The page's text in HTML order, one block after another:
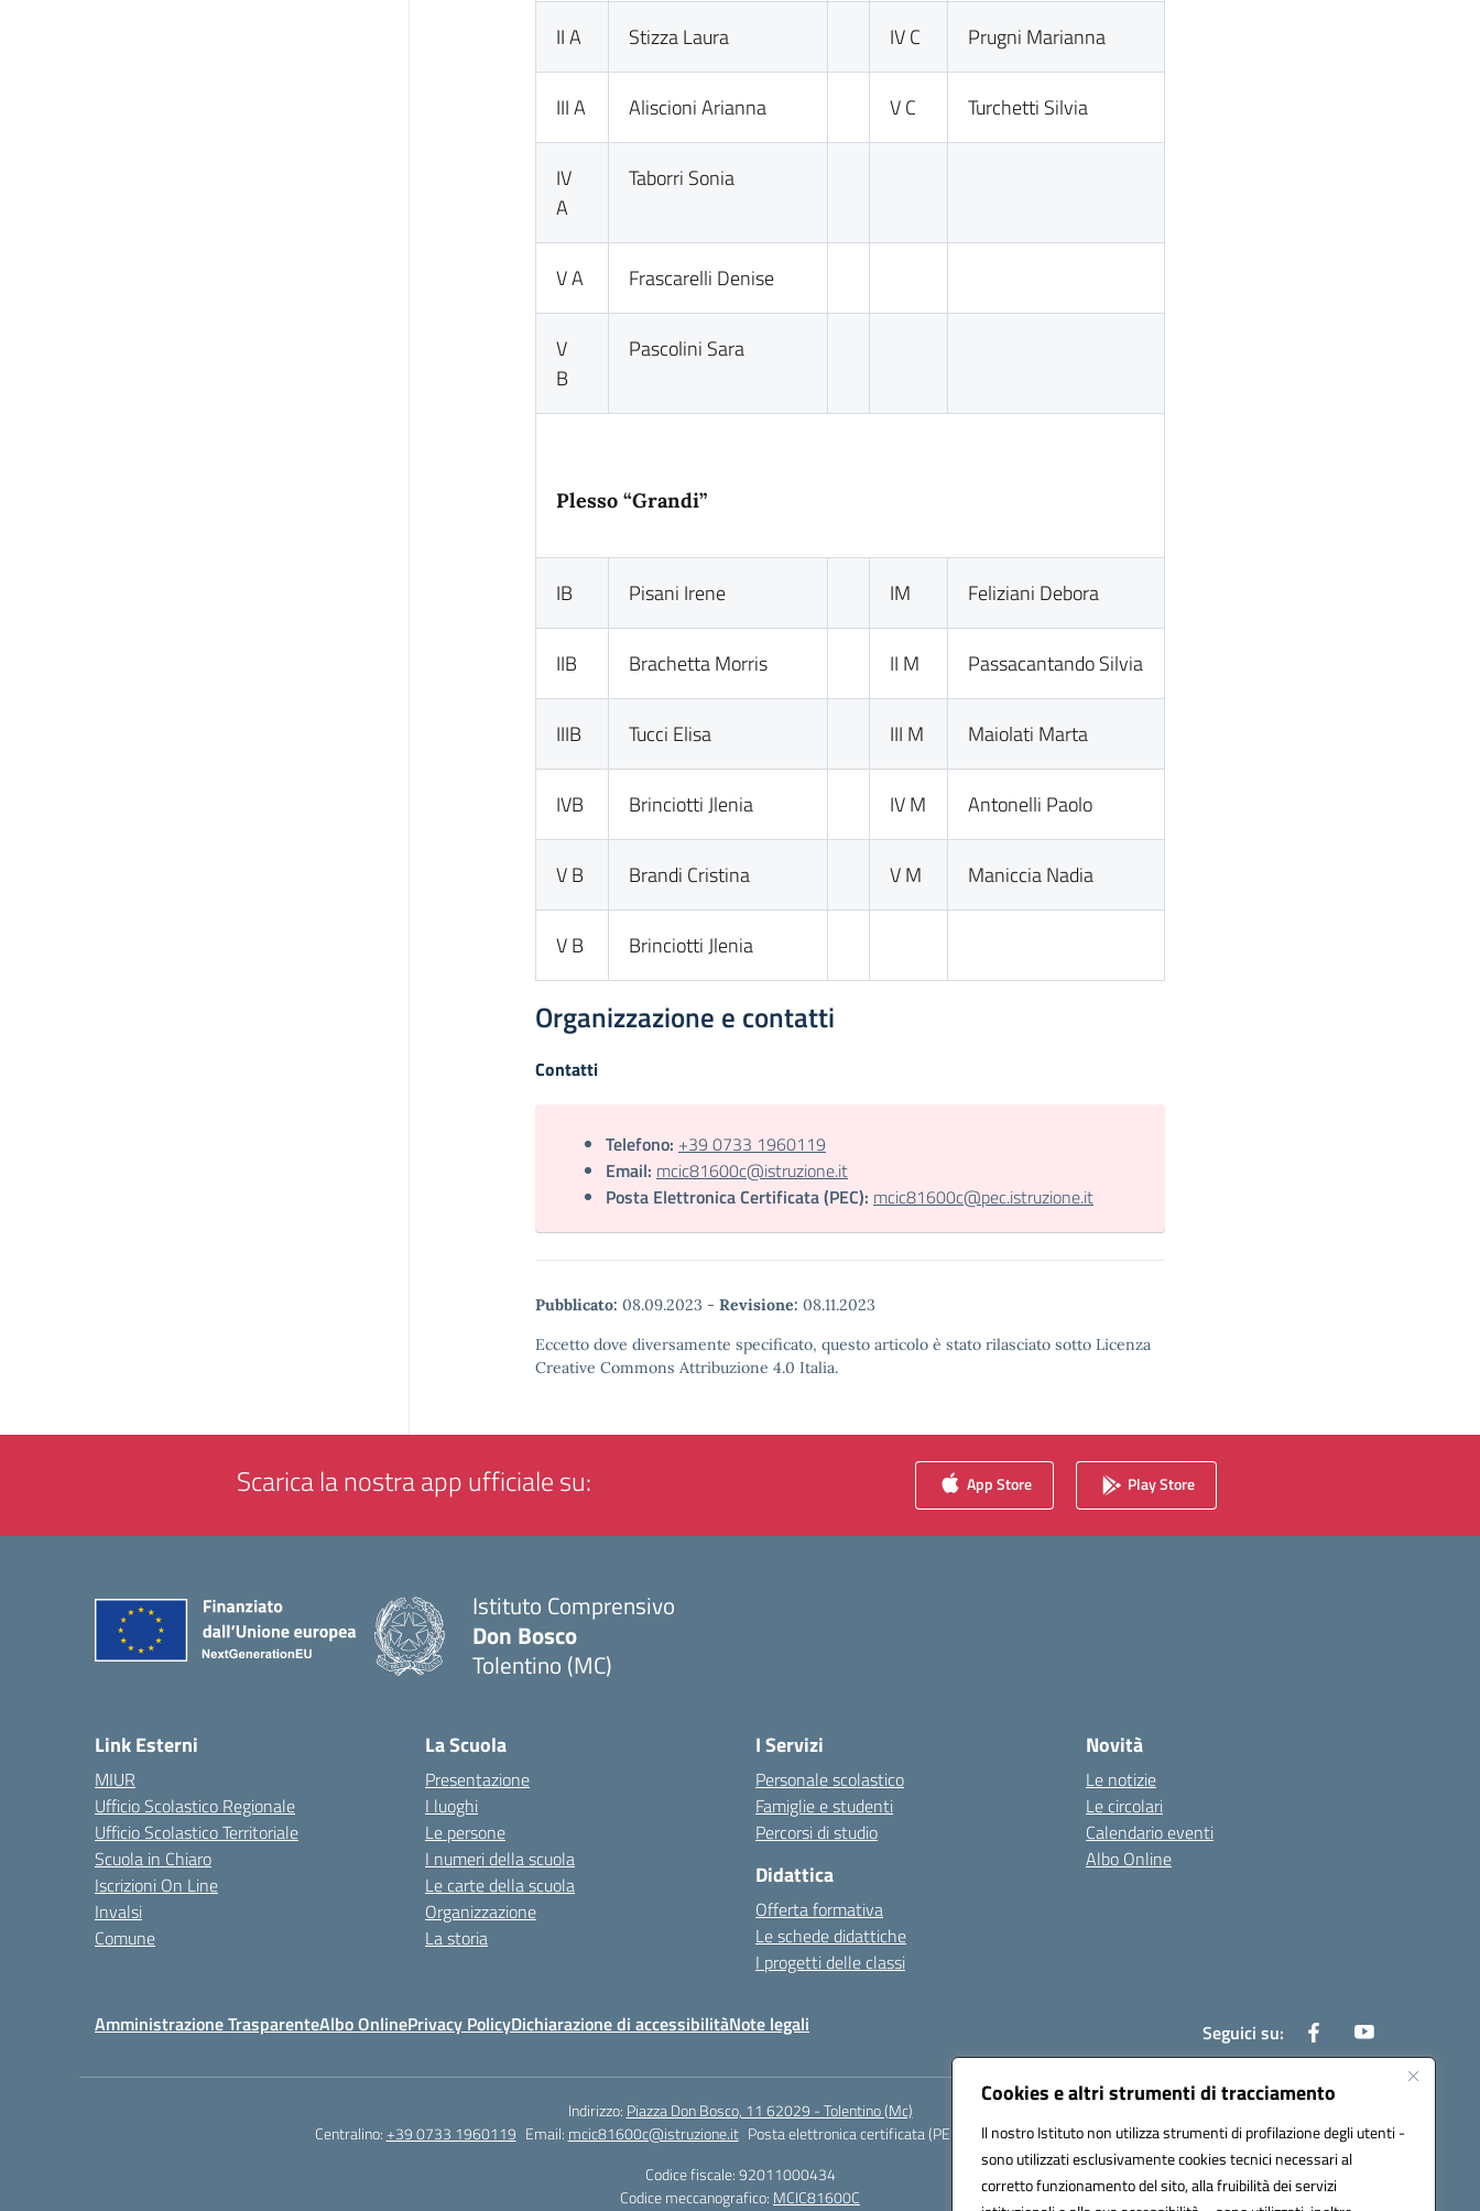
Cookies e altri strumenti di tracciamento
Il nostro Istituto non utilizza strumenti di profilazione degli utenti -
sono utilizzati esclusivamente cookies tecnici necessari al
corretto funzionamento del sito, alla fruibilità dei servizi
II A Stizza Laura IV C Prugni Marianna
III A Aliscioni Arianna V C Turchetti Silvia
IV
A
Taborri Sonia
V A Frascarelli Denise
V
B
Pascolini Sara
Plesso “Grandi”
IB Pisani Irene IM Feliziani Debora
IIB Brachetta Morris II M Passacantando Silvia
IIIB Tucci Elisa III M Maiolati Marta
IVB Brinciotti Jlenia IV M Antonelli Paolo
V B Brandi Cristina V M Maniccia Nadia
V B Brinciotti Jlenia
Organizzazione e contatti
Contatti
Telefono: +39 0733 1960119
Email: mcic81600c@istruzione.it
Posta Elettronica Certificata (PEC): mcic81600c@pec.istruzione.it
Pubblicato: 08.09.2023 - Revisione: 08.11.2023
Eccetto dove diversamente specificato, questo articolo è stato rilasciato sotto Licenza
Creative Commons Attribuzione 4.0 Italia.
Scarica la nostra app ufficiale su: App Store Play Store
Istituto Comprensivo
Don Bosco
Tolentino (MC)
Link Esterni
MIUR
Ufficio Scolastico Regionale
Ufficio Scolastico Territoriale
Scuola in Chiaro
Iscrizioni On Line
Invalsi
Comune
La Scuola
Presentazione
I luoghi
Le persone
I numeri della scuola
Le carte della scuola
Organizzazione
La storia
I Servizi
Personale scolastico
Famiglie e studenti
Percorsi di studio
Didattica
Offerta formativa
Le schede didattiche
I progetti delle classi
Novità
Le notizie
Le circolari
Calendario eventi
Albo Online
Amministrazione TrasparenteAlbo OnlinePrivacy PolicyDichiarazione di accessibilitàNote legali Seguici su:
Indirizzo: Piazza Don Bosco, 11 62029 - Tolentino (Mc)
Centralino:+39 0733 1960119 Email: mcic81600c@istruzione.it Posta elettronica certificata (PEC):
mcic81600c@pec.istruzione.it
Codice fiscale: 92011000434
Codice meccanografico: MCIC81600C